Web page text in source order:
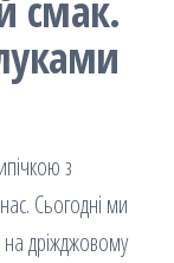
смак.
з
Сьогодні ми
дріжджовому